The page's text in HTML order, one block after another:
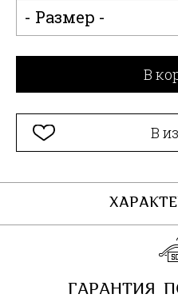
- Размер -
В
В
ГАРАНТИЯ